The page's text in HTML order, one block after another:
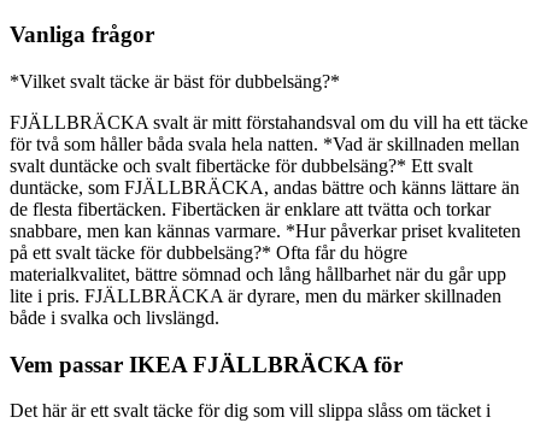
Vanliga frågor
*Vilket svalt täcke är bäst för dubbelsäng?*
FJÄLLBRÄCKA svalt är mitt förstahandsval om du vill ha ett täcke
för två som håller båda svala hela natten. *Vad är skillnaden mellan
svalt duntäcke och svalt fibertäcke för dubbelsäng?* Ett svalt
duntäcke, som FJÄLLBRÄCKA, andas bättre och känns lättare än
de flesta fibertäcken. Fibertäcken är enklare att tvätta och torkar
snabbare, men kan kännas varmare. *Hur påverkar priset kvaliteten
på ett svalt täcke för dubbelsäng?* Ofta får du högre
materialkvalitet, bättre sömnad och lång hållbarhet när du går upp
lite i pris. FJÄLLBRÄCKA är dyrare, men du märker skillnaden
både i svalka och livslängd.
Vem passar IKEA FJÄLLBRÄCKA för
Det här är ett svalt täcke för dig som vill slippa slåss om täcket i